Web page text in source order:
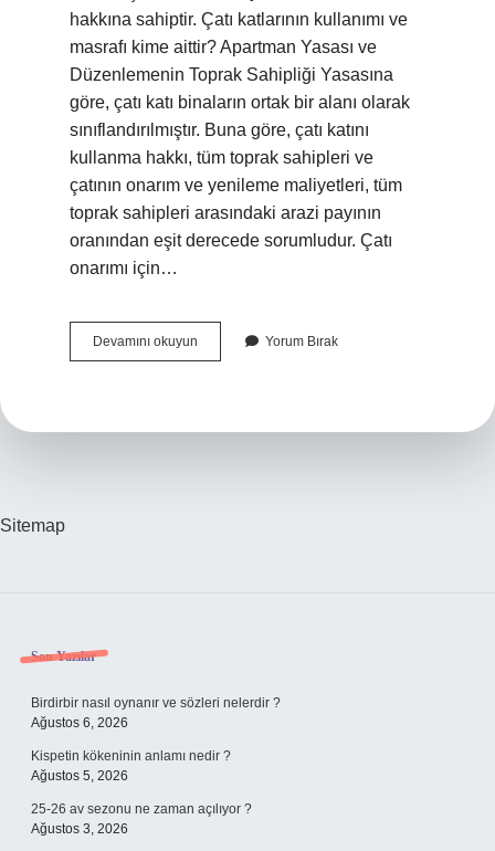
hakkına sahiptir. Çatı katlarının kullanımı ve
masrafı kime aittir? Apartman Yasası ve
Düzenlemenin Toprak Sahipliği Yasasına
göre, çatı katı binaların ortak bir alanı olarak
sınıflandırılmıştır. Buna göre, çatı katını
kullanma hakkı, tüm toprak sahipleri ve
çatının onarım ve yenileme maliyetleri, tüm
toprak sahipleri arasındaki arazi payının
oranından eşit derecede sorumludur. Çatı
onarımı için…
Devamını okuyun
Arası
Yorum Bırak
Sitemap
Sidebar
Son Yazılar
Birdirbir nasıl oynanır ve sözleri nelerdir ?
Ağustos 6, 2026
Kispetin kökeninin anlamı nedir ?
Ağustos 5, 2026
25-26 av sezonu ne zaman açılıyor ?
Ağustos 3, 2026